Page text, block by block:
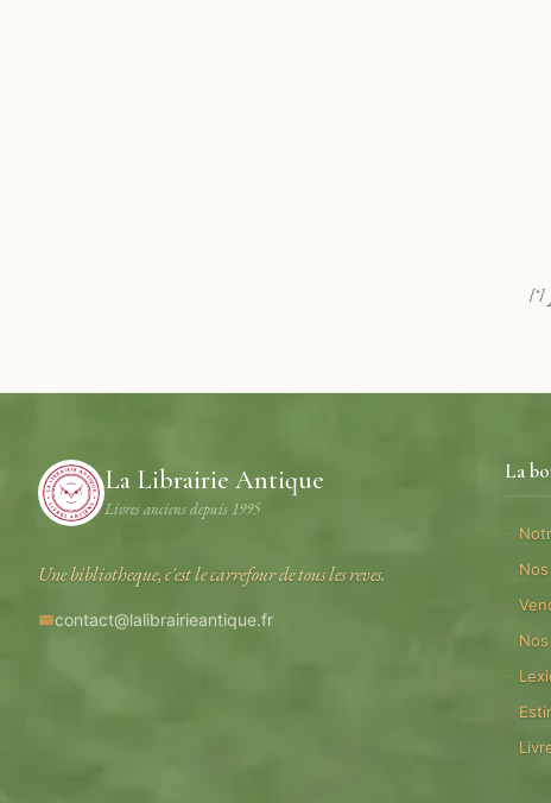
[*]
La Librairie Antique
Livres anciens depuis 1995
Une bibliotheque, c'est le carrefour de tous les reves.
contact@lalibrairieantique.fr
La